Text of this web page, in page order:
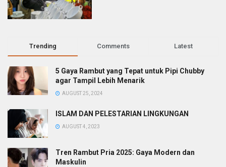
Trending Comments Latest
5 Gaya Rambut yang Tepat untuk Pipi Chubby
agar Tampil Lebih Menarik
AUGUST 25, 2024
ISLAM DAN PELESTARIAN LINGKUNGAN
AUGUST 4, 2023
Tren Rambut Pria 2025: Gaya Modern dan
Maskulin